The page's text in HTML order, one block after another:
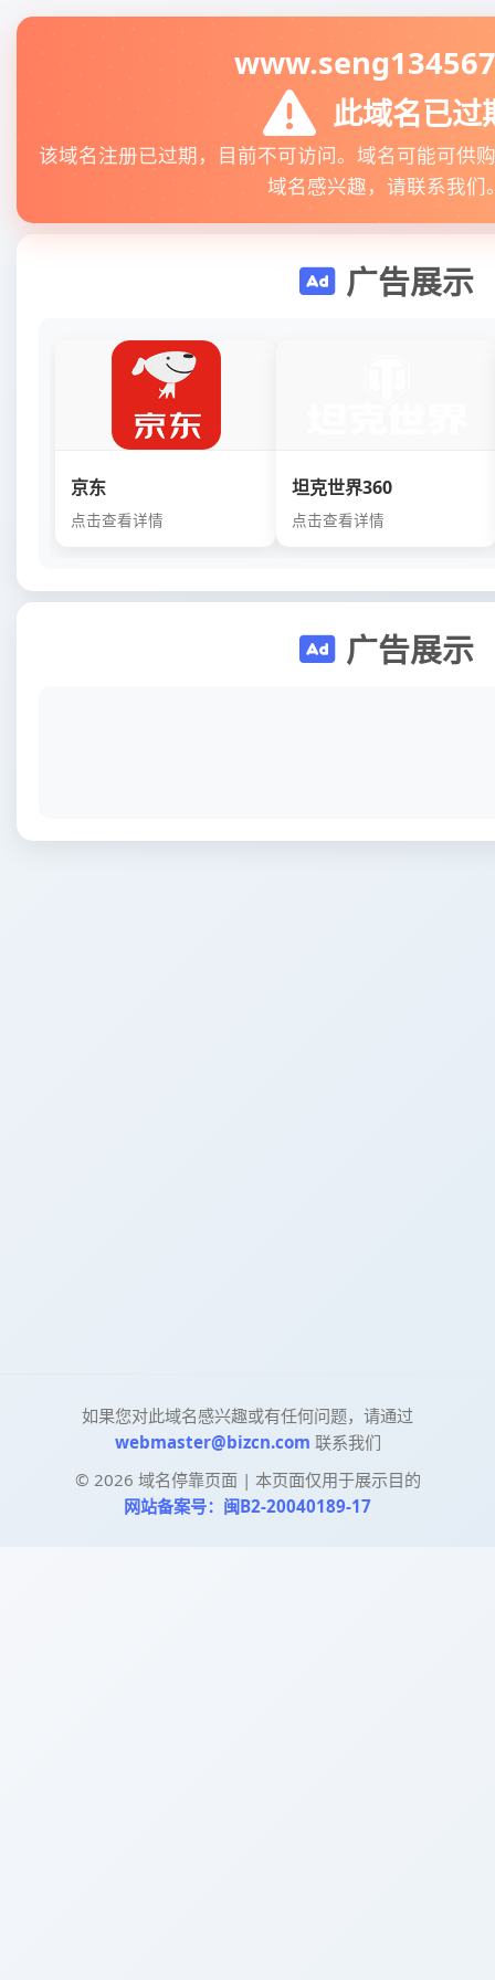
此域名已过
该域名注册已过期，目前不可访问。域名可能可供
域名感兴趣，请联系我们
广告展示
京东
点击查看详情
坦克世界360
点击查看详情
广告展示
如果您对此域名感兴趣或有任何问题，请通过
webmaster@bizcn.com 联系我们
© 2026 域名停靠页面 | 本页面仅用于展示目的
网站备案号：闽B2-20040189-17